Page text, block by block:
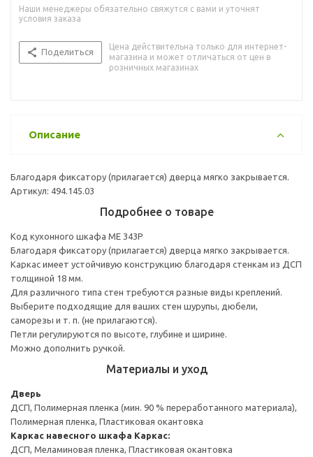
Наши менеджеры обязательно свяжутся с вами и уточнят
условия заказа
Поделиться
Цена действительна только для интернет-
магазина и может отличаться от цен в
розничных магазинах
Описание
Благодаря фиксатору (прилагается) дверца мягко закрывается.
Артикул: 494.145.03
Подробнее о товаре
Код кухонного шкафа ME 343P
Благодаря фиксатору (прилагается) дверца мягко закрывается.
Каркас имеет устойчивую конструкцию благодаря стенкам из ДСП
толщиной 18 мм.
Для различного типа стен требуются разные виды креплений.
Выберите подходящие для ваших стен шурупы, дюбели,
саморезы и т. п. (не прилагаются).
Петли регулируются по высоте, глубине и ширине.
Можно дополнить ручкой.
Материалы и уход
Дверь
ДСП, Полимерная пленка (мин. 90 % переработанного материала),
Полимерная пленка, Пластиковая окантовка
Каркас навесного шкафа Каркас:
ДСП, Меламиновая пленка, Пластиковая окантовка